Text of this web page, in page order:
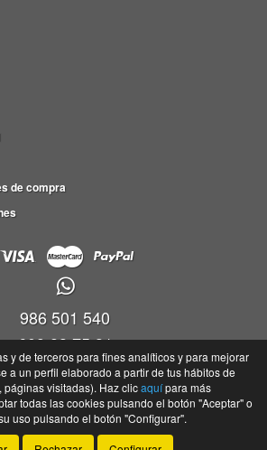
de compra
986 501 540
609 83 75 31
P.I. Barro Parc. 4-5, Nave 9, Oficina 17,36692 -
Portela(Barro) - Pontevedra
-Tienda online de recambios de Gira
y de terceros para fines analíticos y para mejorar
a un perfil elaborado a partir de tus hábitos de
visitadas). Haz clicaquípara más
todas las cookies pulsando el botón "Aceptar" o
uso pulsando el botón "Configurar".